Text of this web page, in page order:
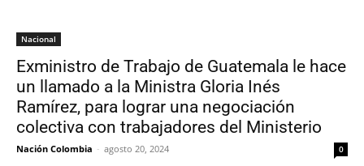
Nacional
Exministro de Trabajo de Guatemala le hace
un llamado a la Ministra Gloria Inés
Ramírez, para lograr una negociación
colectiva con trabajadores del Ministerio
Nación Colombia - agosto 20, 2024 0